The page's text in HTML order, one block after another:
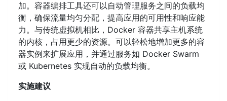
加。容器编排工具还可以自动管理服务之间的负载均
衡，确保流量均匀分配，提高应用的可用性和响应能
力。与传统虚拟机相比，Docker 容器共享主机系统
的内核，占用更少的资源。可以轻松地增加更多的容
器实例来扩展应用，并通过服务如 Docker Swarm
或 Kubernetes 实现自动的负载均衡。
实施建议